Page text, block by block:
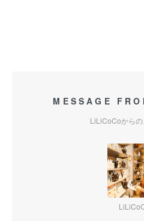
MESSAGE
LiLiCoCoから